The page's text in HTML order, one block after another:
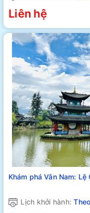
Liên hệ
Khám phá Vân Nam:
Lịch khởi hành: